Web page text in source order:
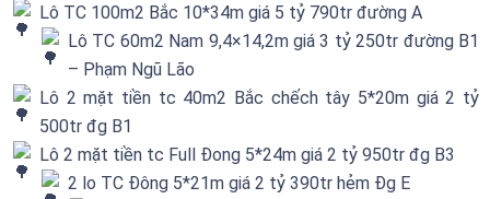
Lô TC 100m2 Bắc 10*34m giá 5 tỷ 790tr đường A
Lô TC 60m2 Nam 9,4×14,2m giá 3 tỷ 250tr đường B1
– Phạm Ngũ Lão
Lô 2 mặt tiền tc 40m2 Bắc chếch tây 5*20m giá 2 tỷ
500tr đg B1
Lô 2 mặt tiền tc Full Đong 5*24m giá 2 tỷ 950tr đg B3
2 lo TC Đông 5*21m giá 2 tỷ 390tr hẻm Đg E